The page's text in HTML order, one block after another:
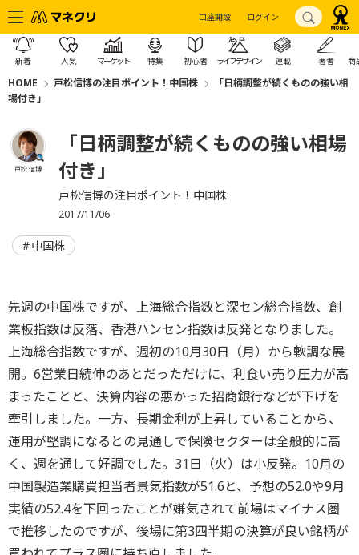
口座開設 ログイン
新着 人気 マーケット 特集 初心者 ライフデザイン 連載 著者 商
HOME 戸松信博の注目ポイント！中国株
「日柄調整が続くものの強い相
場付き」
戸松 信博
「日柄調整が続くものの強い相場
付き」
戸松信博の注目ポイント！中国株
2017/11/06
中国株
先週の中国株ですが、上海総合指数と深セン総合指数、創
業板指数は反落、香港ハンセン指数は反発となりました。
上海総合指数ですが、週初の10月30日（月）から軟調な展
開。6営業日続伸のあとだっただけに、利食い売り圧力が高
まったことと、決算内容の悪かった招商銀行などが下げを
牽引しました。一方、長期金利が上昇していることから、
運用が堅調になるとの見通しで保険セクターは全般的に高
く、週を通して好調でした。31日（火）は小反発。10月の
中国製造業購買担当者景気指数が51.6と、予想の52.0や9月
実績の52.4を下回ったことが嫌気されて前場はマイナス圏
で推移したのですが、後場に第3四半期の決算が良い銘柄が